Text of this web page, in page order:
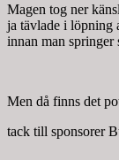
Magen tog ner
ja tävlade i löpning
innan man springer
Men då finns det
tack till sponsorer